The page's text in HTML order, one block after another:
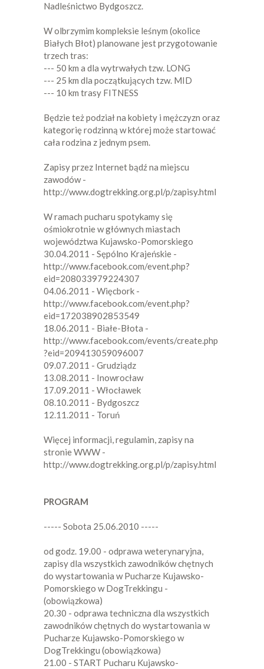
Nadleśnictwo Bydgoszcz.
W olbrzymim kompleksie leśnym (okolice
Białych Błot) planowane jest przygotowanie
trzech tras:
--- 50 km a dla wytrwałych tzw. LONG
--- 25 km dla początkujących tzw. MID
--- 10 km trasy FITNESS
Będzie też podział na kobiety i mężczyzn oraz
kategorię rodzinną w której może startować
cała rodzina z jednym psem.
Zapisy przez Internet bądź na miejscu
zawodów -
http://www.dogtrekking.org.pl/p/zapisy.html
W ramach pucharu spotykamy się
ośmiokrotnie w głównych miastach
województwa Kujawsko-Pomorskiego
30.04.2011 - Sępólno Krajeńskie -
http://www.facebook.com/event.php?
eid=208033979224307
04.06.2011 - Więcbork -
http://www.facebook.com/event.php?
eid=172038902853549
18.06.2011 - Białe-Błota -
http://www.facebook.com/events/create.php
?eid=209413059096007
09.07.2011 - Grudziądz
13.08.2011 - Inowrocław
17.09.2011 - Włocławek
08.10.2011 - Bydgoszcz
12.11.2011 - Toruń
Więcej informacji, regulamin, zapisy na
stronie WWW -
http://www.dogtrekking.org.pl/p/zapisy.html
PROGRAM
----- Sobota 25.06.2010 -----
od godz. 19.00 - odprawa weterynaryjna,
zapisy dla wszystkich zawodników chętnych
do wystartowania w Pucharze Kujawsko-
Pomorskiego w DogTrekkingu -
(obowiązkowa)
20.30 - odprawa techniczna dla wszystkich
zawodników chętnych do wystartowania w
Pucharze Kujawsko-Pomorskiego w
DogTrekkingu (obowiązkowa)
21.00 - START Pucharu Kujawsko-